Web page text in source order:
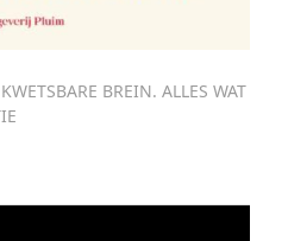
BREIN. ALLES WAT